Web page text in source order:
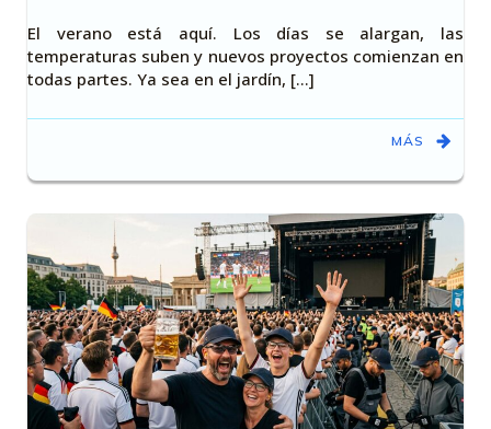
El verano está aquí. Los días se alargan, las
temperaturas suben y nuevos proyectos comienzan en
todas partes. Ya sea en el jardín, [...]
MÁS